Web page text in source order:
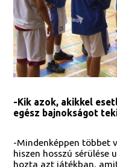
-Kik azok, akikkel
egész bajnokságot
-Mindenképpen többet
hiszen hosszú sérülése
hozta azt játékban,